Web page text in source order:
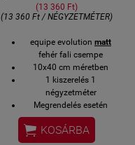
(13 360 Ft)
(13 360 Ft / NÉGYZETMÉTER)
equipe evolution matt
fehér fali csempe
10x40 cm méretben
1 kiszerelés 1
négyzetméter
Megrendelés esetén
beszállítási idő a gyárból:
3 hét
 KOSÁRBA